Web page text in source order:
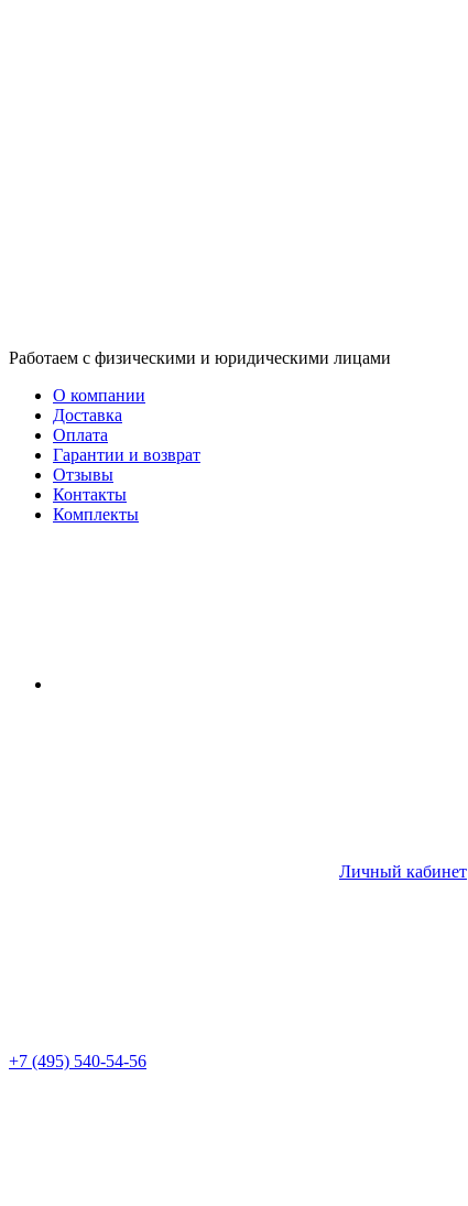
Работаем с физическими и юридическими лицами
О компании
Доставка
Оплата
Гарантии и возврат
Отзывы
Контакты
Комплекты
Личный кабинет
+7 (495) 540-54-56